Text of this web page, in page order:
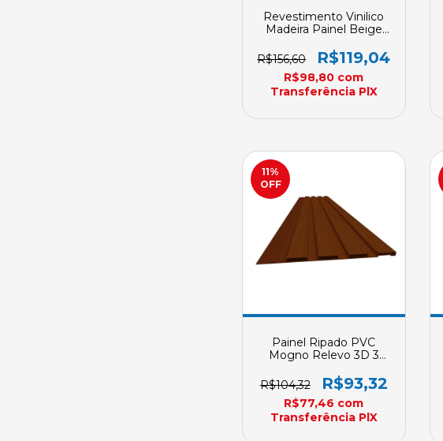
Revestimento Vinilico
Madeira Painel Beige
Placa Revid 250mm X
10mm Sob Encomenda
R$156,60 R$119,04
R$98,80 com
Transferência PlX
11%
OFF
Painel Ripado PVC
Mogno Relevo 3D 3
7mm
R$104,32 R$93,32
R$77,46 com
Transferência PlX